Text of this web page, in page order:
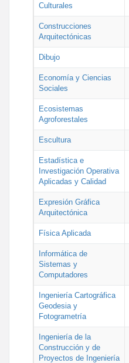
Culturales
Construcciones
Arquitectónicas
Dibujo
Economía y Ciencias
Sociales
Ecosistemas
Agroforestales
Escultura
Estadística e
Investigación Operativa
Aplicadas y Calidad
Expresión Gráfica
Arquitectónica
Física Aplicada
Informática de
Sistemas y
Computadores
Ingeniería Cartográfica
Geodesia y
Fotogrametría
Ingeniería de la
Construcción y de
Proyectos de Ingeniería